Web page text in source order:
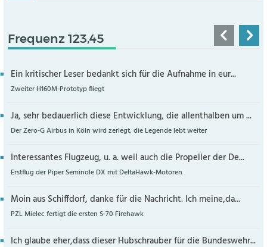
Frequenz 123,45
Ein kritischer Leser bedankt sich für die Aufnahme in eur...
Zweiter H160M-Prototyp fliegt
Ja, sehr bedauerlich diese Entwicklung, die allenthalben um ...
Der Zero-G Airbus in Köln wird zerlegt, die Legende lebt weiter
Interessantes Flugzeug, u. a. weil auch die Propeller der De...
Erstflug der Piper Seminole DX mit DeltaHawk-Motoren
Moin aus Schiffdorf, danke für die Nachricht. Ich meine,da...
PZL Mielec fertigt die ersten S-70 Firehawk
Ich glaube eher,dass dieser Hubschrauber für die Bundeswehr...